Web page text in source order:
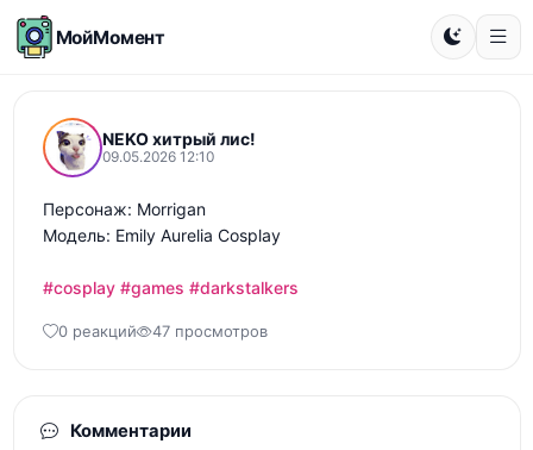
МойМомент
NEKO хитрый лис!
09.05.2026 12:10
Персонаж: Morrigan
Модель: Emily Aurelia Cosplay
#cosplay #games #darkstalkers
0 реакций 47 просмотров
Комментарии